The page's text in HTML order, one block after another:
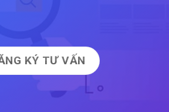
KÝ TƯ VẤN